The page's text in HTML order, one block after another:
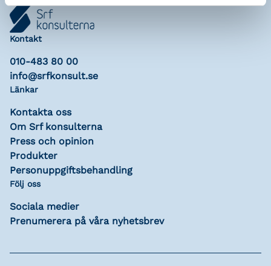
Kontakt
010-483 80 00
info@srfkonsult.se
Länkar
Kontakta oss
Om Srf konsulterna
Press och opinion
Produkter
Personuppgiftsbehandling
Följ oss
Sociala medier
Prenumerera på våra nyhetsbrev